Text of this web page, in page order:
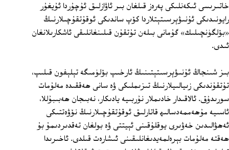
خاتىرىسى ئىكەنلىكى پەرەز قىلغان بىر ئاۋازلىق ئۇچۇردا ئۇيغۇر
رايونىدىكى ئۇنىۋېرسىتېتلاردا كۆپ ساندىكى ئوقۇتقۇچىلارنىڭ
«بۆلگۈنچىلىك» گۇمانى بىلەن تۇتقۇن قىلىنغانلىقى ئاشكارىلانغان
ئىدى.
بىز شىنجاڭ ئۇنىۋېرسىتېتىنىڭ ئارخىپ بۆلۈمىگە تېلېفون قىلىپ،
تۇتقۇندىكى زىيالىيلارنىڭ تىزىملىكى ۋە سانى ھەققىدە مەلۇمات
سورىدۇق. ئالاقىدار خادىملار نۇربىيە يادىكار، نەبىجان ھەبىبۇللا،
ئاسىيە مۇھەممەدسالىھ قاتارلىق ئوقۇتقۇچىلارنىڭ نۆۋەتتىكى
ئەھۋالىدىن خەۋىرى يوقلۇقىنى ئېيتتى ۋە بولغان تەقدىردىمۇ بۇ
ھەقتە مەلۇمات بېرەلمەيدىغانلىقىنى ئىشارەت قىلدى. ئاخىرىدا